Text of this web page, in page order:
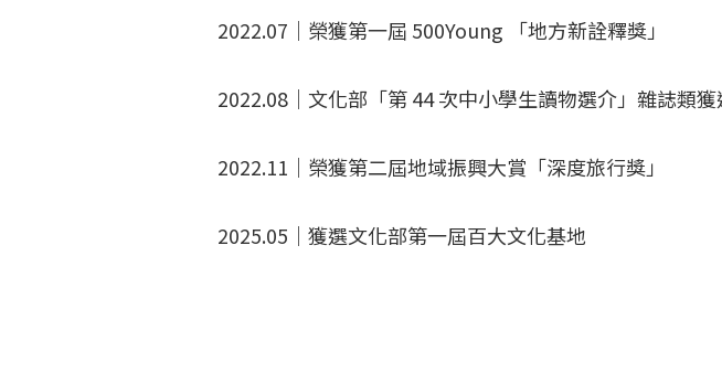
2022.07｜榮獲第一屆 500Young 「地方新詮釋獎」
2022.08｜文化部「第 44 次中小學生讀物選介」雜誌類
2022.11｜榮獲第二屆地域振興大賞「深度旅行獎」
2025.05｜獲選文化部第一屆百大文化基地